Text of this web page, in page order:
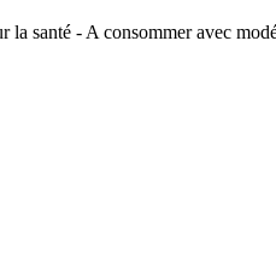
la santé - A consommer avec